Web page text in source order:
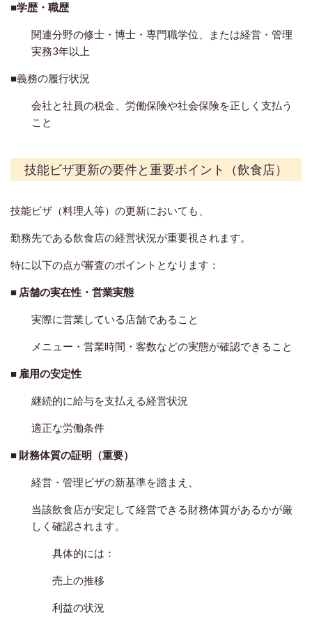
■学歴・職歴
関連分野の修士・博士・専門職学位、または経営・管理
実務3年以上
■義務の履行状況
会社と社員の税金、労働保険や社会保険を正しく支払う
こと
技能ビザ更新の要件と重要ポイント（飲食店）
技能ビザ（料理人等）の更新においても、
勤務先である飲食店の経営状況が重要視されます。
特に以下の点が審査のポイントとなります：
■ 店舗の実在性・営業実態
実際に営業している店舗であること
メニュー・営業時間・客数などの実態が確認できること
■ 雇用の安定性
継続的に給与を支払える経営状況
適正な労働条件
■ 財務体質の証明（重要）
経営・管理ビザの新基準を踏まえ、
当該飲食店が安定して経営できる財務体質があるかが厳
しく確認されます。
具体的には：
売上の推移
利益の状況